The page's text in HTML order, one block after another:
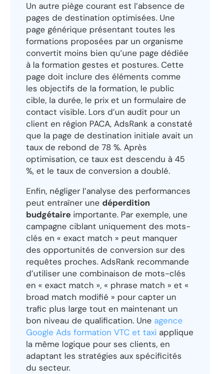
Un autre piège courant est l’absence de
pages de destination optimisées. Une
page générique présentant toutes les
formations proposées par un organisme
convertit moins bien qu’une page dédiée
à la formation gestes et postures. Cette
page doit inclure des éléments comme
les objectifs de la formation, le public
cible, la durée, le prix et un formulaire de
contact visible. Lors d’un audit pour un
client en région PACA, AdsRank a constaté
que la page de destination initiale avait un
taux de rebond de 78 %. Après
optimisation, ce taux est descendu à 45
%, et le taux de conversion a doublé.
Enfin, négliger l’analyse des performances
peut entraîner une déperdition
budgétaire importante. Par exemple, une
campagne ciblant uniquement des mots-
clés en « exact match » peut manquer
des opportunités de conversion sur des
requêtes proches. AdsRank recommande
d’utiliser une combinaison de mots-clés
en « exact match », « phrase match » et «
broad match modifié » pour capter un
trafic plus large tout en maintenant un
bon niveau de qualification. Une agence
Google Ads formation VTC et taxi applique
la même logique pour ses clients, en
adaptant les stratégies aux spécificités
du secteur.